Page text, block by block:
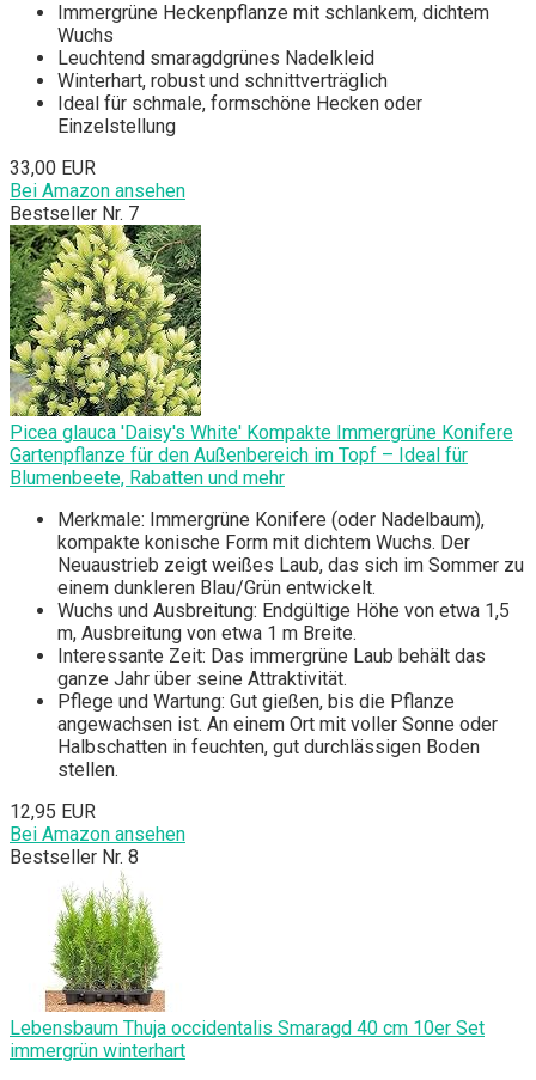
Immergrüne Heckenpflanze mit schlankem, dichtem
Wuchs
Leuchtend smaragdgrünes Nadelkleid
Winterhart, robust und schnittverträglich
Ideal für schmale, formschöne Hecken oder
Einzelstellung
33,00 EUR
Bei Amazon ansehen
Bestseller Nr. 7
Picea glauca 'Daisy's White' Kompakte Immergrüne Konifere
Gartenpflanze für den Außenbereich im Topf – Ideal für
Blumenbeete, Rabatten und mehr
Merkmale: Immergrüne Konifere (oder Nadelbaum),
kompakte konische Form mit dichtem Wuchs. Der
Neuaustrieb zeigt weißes Laub, das sich im Sommer zu
einem dunkleren Blau/Grün entwickelt.
Wuchs und Ausbreitung: Endgültige Höhe von etwa 1,5
m, Ausbreitung von etwa 1 m Breite.
Interessante Zeit: Das immergrüne Laub behält das
ganze Jahr über seine Attraktivität.
Pflege und Wartung: Gut gießen, bis die Pflanze
angewachsen ist. An einem Ort mit voller Sonne oder
Halbschatten in feuchten, gut durchlässigen Boden
stellen.
12,95 EUR
Bei Amazon ansehen
Bestseller Nr. 8
Lebensbaum Thuja occidentalis Smaragd 40 cm 10er Set
immergrün winterhart